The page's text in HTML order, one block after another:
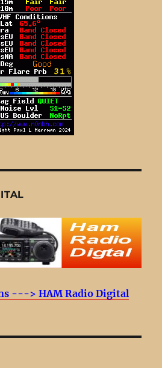
---> HAM Radio Digital